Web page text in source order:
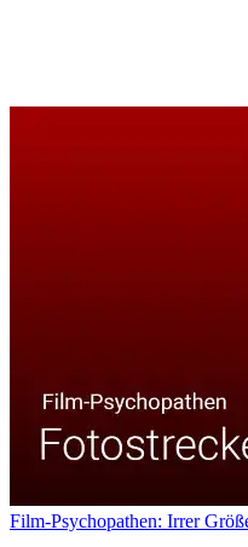
Film-Psychopathen: Irrer